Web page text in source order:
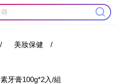
/ 美妝保健 /
牙膏100g*2入/組